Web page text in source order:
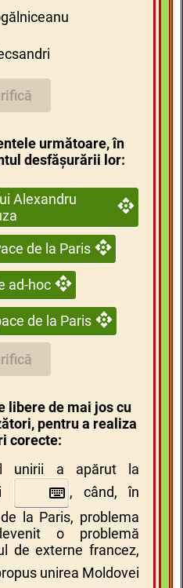
următoare, în
desfășurării lor:
Alexandru
de la Paris
ad-hoc
de la Paris
libere de mai jos cu
pentru a realiza
corecte:
unirii a apărut la
, când, în
la Paris, problema
o problemă
de externe francez,
unirea Moldovei